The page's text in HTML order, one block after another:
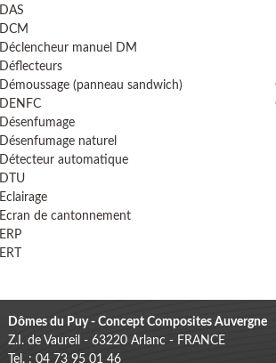
DAS
DCM
Déclencheur manuel DM
Déflecteurs
Démoussage (panneau sandwich)
DENFC
Désenfumage
Désenfumage naturel
Détecteur automatique
DTU
Eclairage
Ecran de cantonnement
ERP
ERT
Dômes du Puy - Concept Composites Auvergne
Z.I. de Vaureil - 63220 Arlanc - FRANCE
Tel. : 04 73 95 01 46